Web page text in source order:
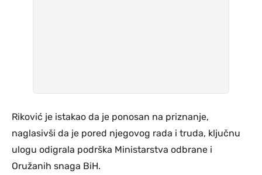
Riković je istakao da je ponosan na priznanje,
naglasivši da je pored njegovog rada i truda, ključnu
ulogu odigrala podrška Ministarstva odbrane i
Oružanih snaga BiH.